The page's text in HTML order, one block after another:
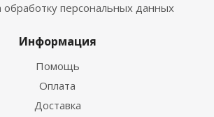
обработку персональных данных
Информация
Помощь
Оплата
Доставка